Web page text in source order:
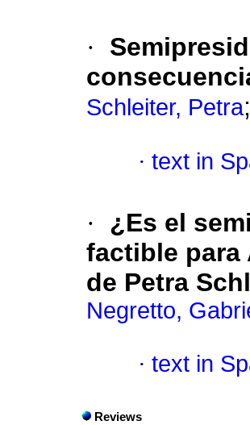
·
Schleiter, Petra;
· text in
·
¿Es el
factible para
de Petra
Negretto,
· text in
Reviews